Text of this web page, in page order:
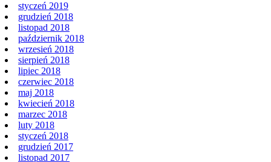
styczeń 2019
grudzień 2018
listopad 2018
październik 2018
wrzesień 2018
sierpień 2018
lipiec 2018
czerwiec 2018
maj 2018
kwiecień 2018
marzec 2018
luty 2018
styczeń 2018
grudzień 2017
listopad 2017